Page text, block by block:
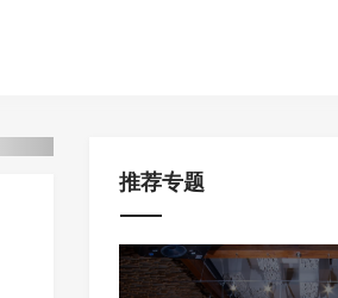
推荐专题